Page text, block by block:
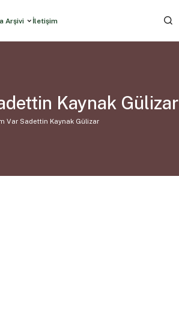
Arşivi İletişim
Kaynak Gülizar
Var Sadettin Kaynak Gülizar